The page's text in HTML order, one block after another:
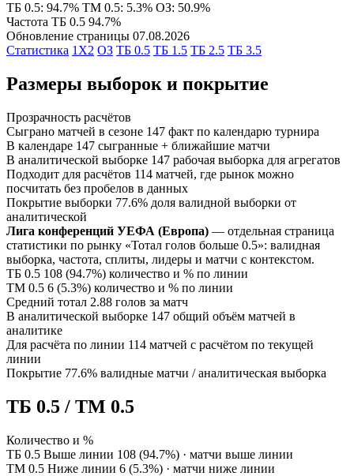
ТБ 0.5: 94.7% ТМ 0.5: 5.3% ОЗ: 50.9%
Частота ТБ 0.5 94.7%
Обновление страницы 07.08.2026
Статистика 1X2 ОЗ ТБ 0.5 ТБ 1.5 ТБ 2.5 ТБ 3.5
Размеры выборок и покрытие
Прозрачность расчётов
Сыграно матчей в сезоне 147 факт по календарю турнира
В календаре 147 сыгранные + ближайшие матчи
В аналитической выборке 147 рабочая выборка для агрегатов
Подходит для расчётов 114 матчей, где рынок можно
посчитать без пробелов в данных
Покрытие выборки 77.6% доля валидной выборки от
аналитической
Лига конференций УЕФА (Европа) — отдельная страница
статистики по рынку «Тотал голов больше 0.5»: валидная
выборка, частота, сплиты, лидеры и матчи с контекстом.
ТБ 0.5 108 (94.7%) количество и % по линии
ТМ 0.5 6 (5.3%) количество и % по линии
Средний тотал 2.88 голов за матч
В аналитической выборке 147 общий объём матчей в
аналитике
Для расчёта по линии 114 матчей с расчётом по текущей
линии
Покрытие 77.6% валидные матчи / аналитическая выборка
ТБ 0.5 / ТМ 0.5
Количество и %
ТБ 0.5 Выше линии 108 (94.7%) · матчи выше линии
ТМ 0.5 Ниже линии 6 (5.3%) · матчи ниже линии